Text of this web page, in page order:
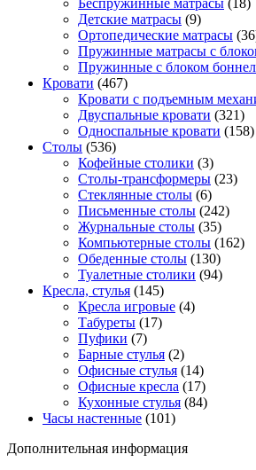
Беспружинные матрасы (18)
Детские матрасы (9)
Ортопедические матрасы
Пружинные матрасы с
Пружинные с блоком
Кровати (467)
Кровати с подъемным
Двуспальные кровати (321)
Односпальные кровати (158)
Столы (536)
Кофейные столики (3)
Столы-трансформеры (23)
Стеклянные столы (6)
Письменные столы (242)
Журнальные столы (35)
Компьютерные столы (162)
Обеденные столы (130)
Туалетные столики (94)
Кресла, стулья (145)
Кресла игровые (4)
Табуреты (17)
Пуфики (7)
Барные стулья (2)
Офисные стулья (14)
Офисные кресла (17)
Кухонные стулья (84)
Часы настенные (101)
Дополнительная информация